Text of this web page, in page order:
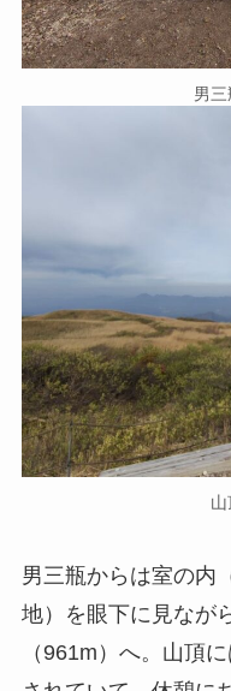
男
男三瓶からは室の内
地）を眼下に見なが
（961m）へ。山頂